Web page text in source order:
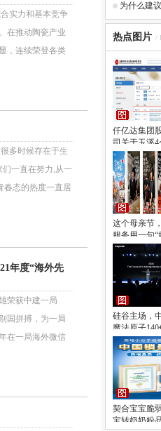
实力和基本竞争
在推动陶瓷产业
，连续荣登各类
多时候存在于生
一直在努力,从一
春态的热度一直居
年度“海外先
荣获中建一局
国拼搏，为一局
在一局海外微信
为什么建
热点图片 /
仟亿达集团
司关于玉溪4
这个母亲节
服务用一句“
硅谷主场，
魔法原子
契合宝宝脆
宝转奶奶粉